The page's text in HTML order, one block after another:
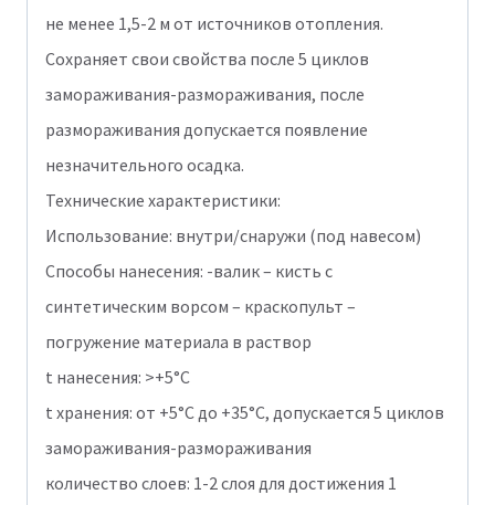
не менее 1,5-2 м от источников отопления.
Сохраняет свои свойства после 5 циклов
замораживания-размораживания, после
размораживания допускается появление
незначительного осадка.
Технические характеристики:
Использование: внутри/снаружи (под навесом)
Способы нанесения: -валик – кисть с
синтетическим ворсом – краскопульт –
погружение материала в раствор
t нанесения: >+5°C
t хранения: от +5°C до +35°C, допускается 5 циклов
замораживания-размораживания
количество слоев: 1-2 слоя для достижения 1